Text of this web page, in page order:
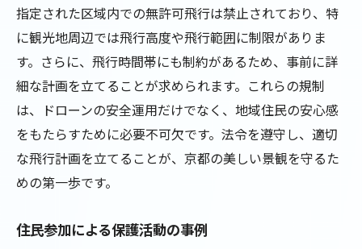
指定された区域内での無許可飛行は禁止されており、特
に観光地周辺では飛行高度や飛行範囲に制限がありま
す。さらに、飛行時間帯にも制約があるため、事前に詳
細な計画を立てることが求められます。これらの規制
は、ドローンの安全運用だけでなく、地域住民の安心感
をもたらすために必要不可欠です。法令を遵守し、適切
な飛行計画を立てることが、京都の美しい景観を守るた
めの第一歩です。
住民参加による保護活動の事例